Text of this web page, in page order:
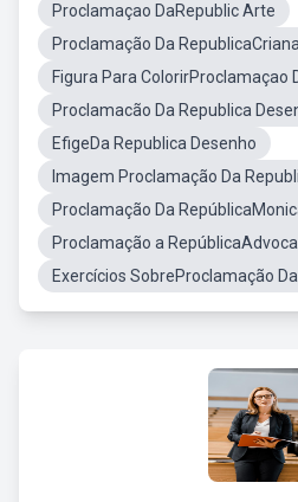
Proclamaçao DaRepublic Arte
Proclamação Da
Figura Para ColorirProclamaçao
Proclamacão Da Republica
EfigeDa Republica Desenho
Imagem Proclamação Da
Proclamação Da
Proclamação a
Exercícios SobreProclamação